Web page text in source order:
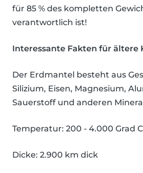
für 85 % des kompletten
verantwortlich ist!
Interessante Fakten für ältere
Der Erdmantel besteht aus
Silizium, Eisen, Magnesium,
Sauerstoff und anderen
Temperatur: 200 - 4.000 Grad
Dicke: 2.900 km dick